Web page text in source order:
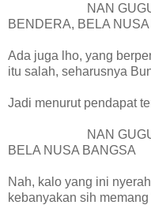
NAN GUGUR
BENDERA, BELA
Ada juga lho, yang
itu salah, seharusnya
Jadi menurut pendapat
NAN GUGUR
BELA NUSA BANGSA
Nah, kalo yang ini
kebanyakan sih